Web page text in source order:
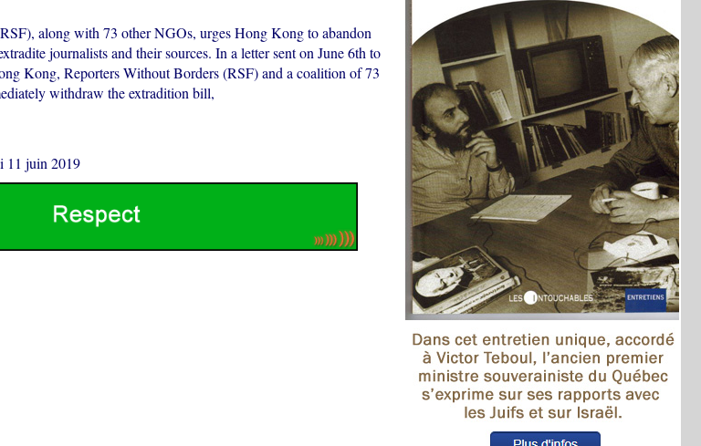
along with 73 other NGOs, urges Hong Kong to abandon
journalists and their sources. In a letter sent on June 6th to
Kong, Reporters Without Borders (RSF) and a coalition of 73
withdraw the extradition bill,
11 juin 2019